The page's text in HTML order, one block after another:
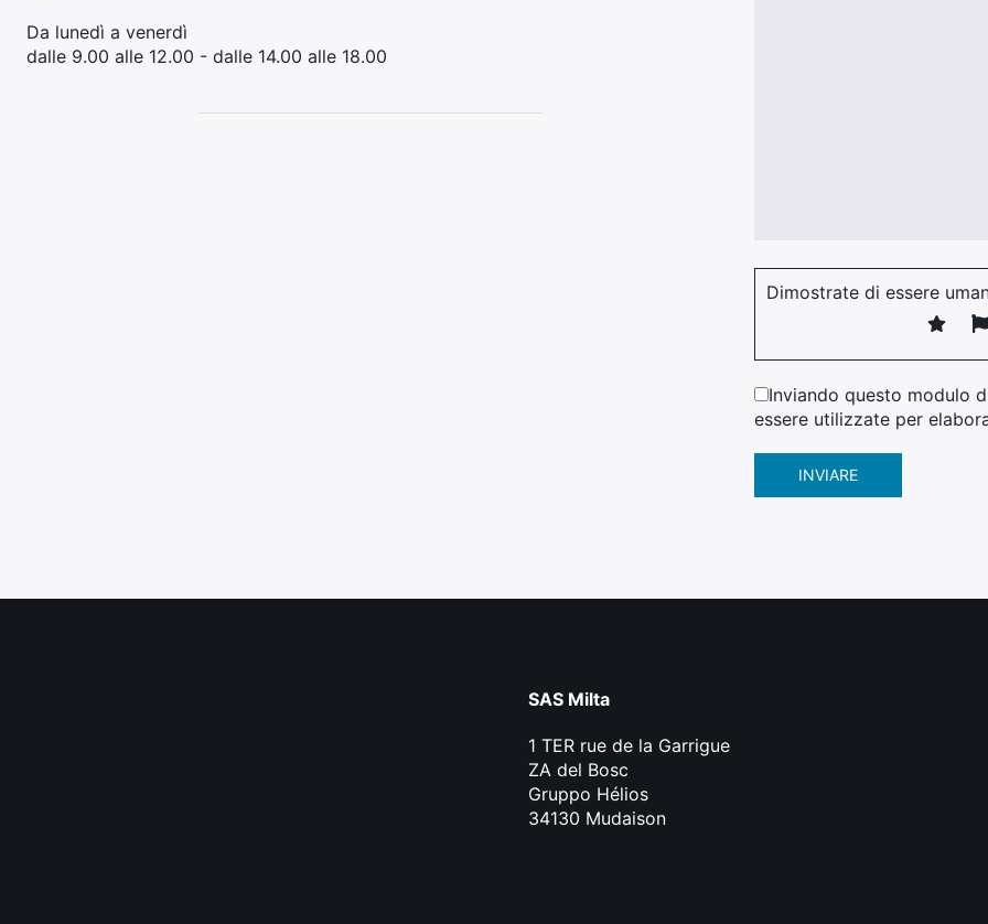
Da lunedì a venerdì
dalle 9.00 alle 12.00 - dalle 14.00 alle 18.00
Dimostrate di essere
Inviando questo modulo
essere utilizzate per
SAS Milta
1 TER rue de la Garrigue
ZA del Bosc
Gruppo Hélios
34130 Mudaison